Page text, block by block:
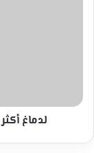
لدماغ